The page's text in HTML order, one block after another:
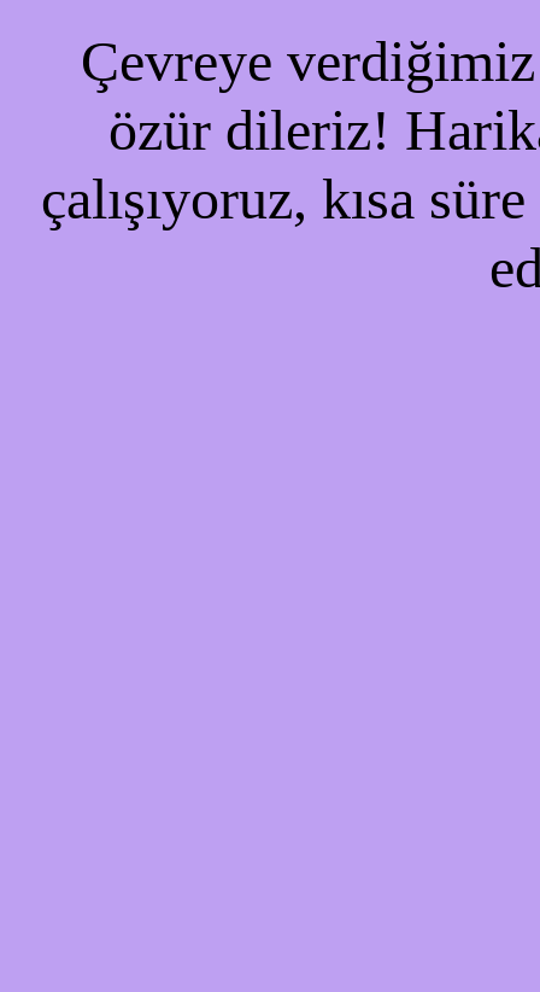
Çevreye verdiğimiz
özür dileriz!
çalışıyoruz, kısa